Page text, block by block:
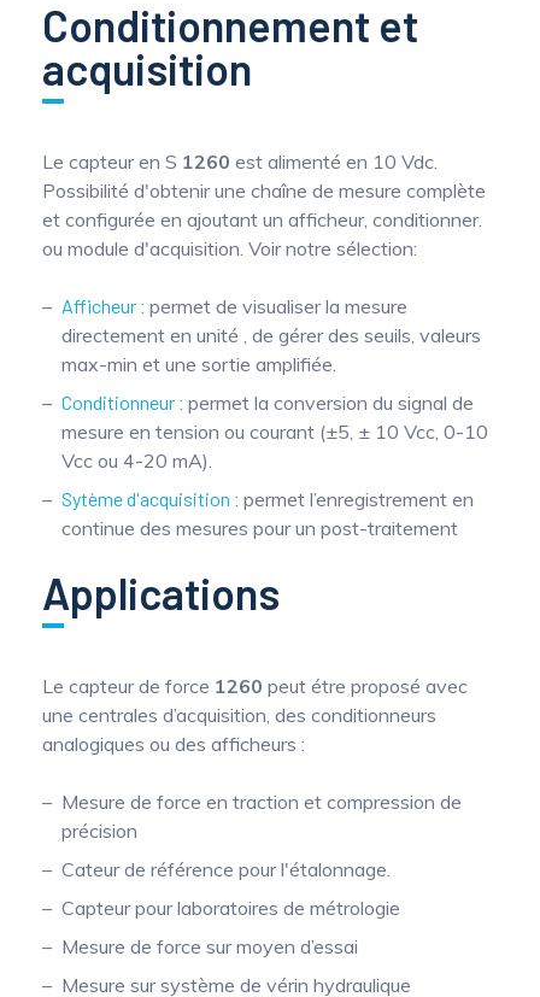
Conditionnement et
acquisition
Le capteur en S 1260 est alimenté en 10 Vdc.
Possibilité d'obtenir une chaîne de mesure complète
et configurée en ajoutant un afficheur, conditionner.
ou module d'acquisition. Voir notre sélection:
Afficheur : permet de visualiser la mesure
directement en unité , de gérer des seuils, valeurs
max-min et une sortie amplifiée.
Conditionneur : permet la conversion du signal de
mesure en tension ou courant (±5, ± 10 Vcc, 0-10
Vcc ou 4-20 mA).
Sytème d'acquisition : permet l’enregistrement en
continue des mesures pour un post-traitement
Applications
Le capteur de force 1260 peut étre proposé avec
une centrales d’acquisition, des conditionneurs
analogiques ou des afficheurs :
Mesure de force en traction et compression de
précision
Cateur de référence pour l'étalonnage.
Capteur pour laboratoires de métrologie
Mesure de force sur moyen d’essai
Mesure sur système de vérin hydraulique